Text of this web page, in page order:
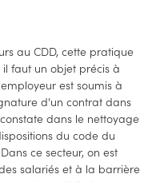
au CDD, cette pratique
faut un objet précis à
est soumis à
d'un contrat dans
dans le nettoyage
du code du
ce secteur, on est
salariés et à la barrière